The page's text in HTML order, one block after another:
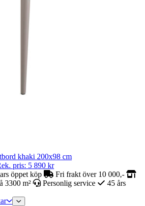
khaki 200x98 cm
pris: 5 890 kr
öppet köp
Fri frakt över 10 000,-
3300 m²
Personlig service
45 års